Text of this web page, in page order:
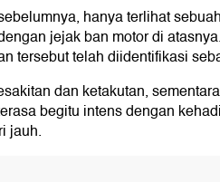
hanya terlihat
jejak ban motor di
tersebut telah diidentifikasi
dan ketakutan,
begitu intens dengan
jauh.